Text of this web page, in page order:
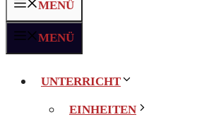
MENÜ
MENÜ
UNTERRICHT
EINHEITEN